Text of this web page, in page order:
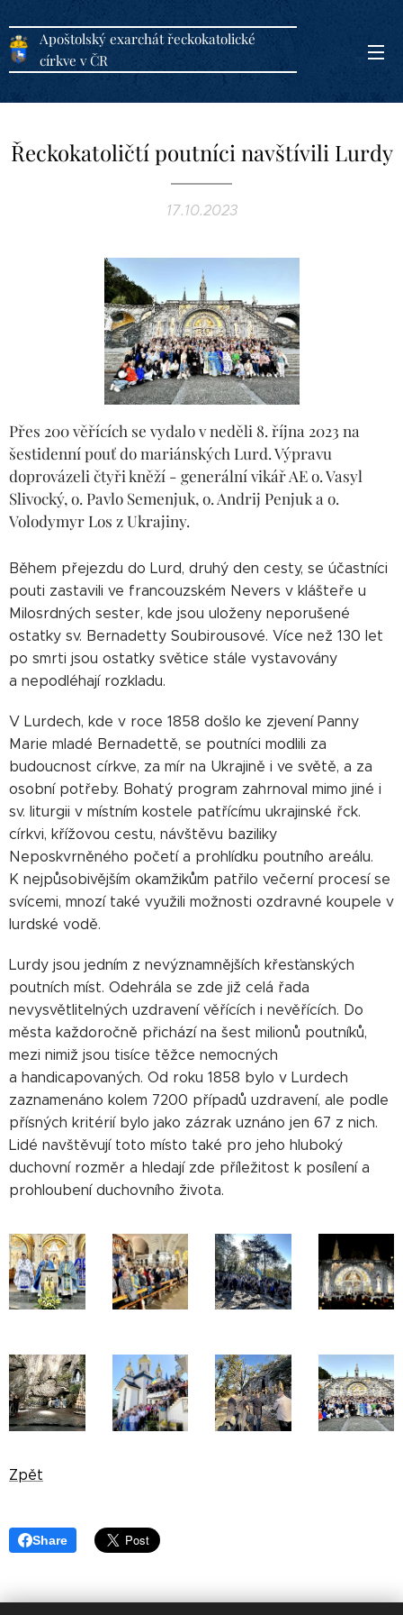
Apoštolský exarchát řeckokatolické
církve v ČR
Řeckokatoličtí poutníci navštívili Lurdy
17.10.2023
Přes 200 věřících se vydalo v neděli 8. října 2023 na
šestidenní pouť do mariánských Lurd. Výpravu
doprovázeli čtyři kněží - generální vikář AE o. Vasyl
Slivocký, o. Pavlo Semenjuk, o. Andrij Penjuk a o.
Volodymyr Los z Ukrajiny.
Během přejezdu do Lurd, druhý den cesty, se účastníci
pouti zastavili ve francouzském Nevers v klášteře u
Milosrdných sester, kde jsou uloženy neporušené
ostatky sv. Bernadetty Soubirousové. Více než 130 let
po smrti jsou ostatky světice stále vystavovány
a nepodléhají rozkladu.
V Lurdech, kde v roce 1858 došlo ke zjevení Panny
Marie mladé Bernadettě, se poutníci modlili za
budoucnost církve, za mír na Ukrajině i ve světě, a za
osobní potřeby. Bohatý program zahrnoval mimo jiné i
sv. liturgii v místním kostele patřícímu ukrajinské řck.
církvi, křížovou cestu, návštěvu baziliky
Neposkvrněného početí a prohlídku poutního areálu.
K nejpůsobivějším okamžikům patřilo večerní procesí se
svícemi, mnozí také využili možnosti ozdravné koupele v
lurdské vodě.
Lurdy jsou jedním z nevýznamnějších křesťanských
poutních míst. Odehrála se zde již celá řada
nevysvětlitelných uzdravení věřících i nevěřících. Do
města každoročně přichází na šest milionů poutníků,
mezi nimiž jsou tisíce těžce nemocných
a handicapovaných. Od roku 1858 bylo v Lurdech
zaznamenáno kolem 7200 případů uzdravení, ale podle
přísných kritérií bylo jako zázrak uznáno jen 67 z nich.
Lidé navštěvují toto místo také pro jeho hluboký
duchovní rozměr a hledají zde příležitost k posílení a
prohloubení duchovního života.
Zpět
Share